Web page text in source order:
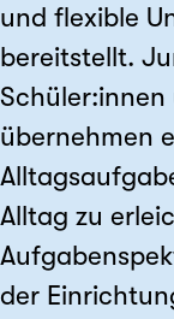
und flexible
bereitstellt.
übernehmen
Alltag zu
der